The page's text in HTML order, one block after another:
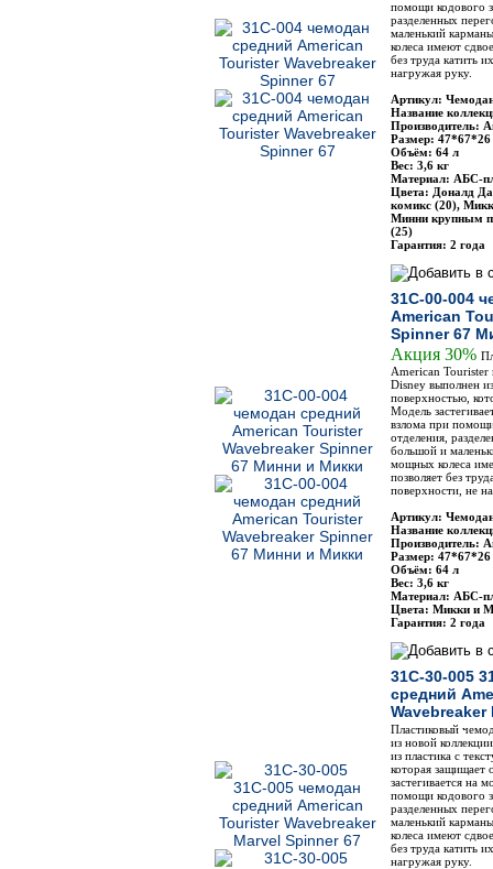
помощи кодового
разделенных
маленький
колеса имеют
без труда катить
нагружая руку.
Артикул:
Название
Производитель:
Размер: 47*67*26
Объём: 64 л
Вес: 3,6 кг
Материал: АБС-
Цвета: Доналд
комикс (20),
Минни крупным
(25)
Гарантия: 2 года
31C-00-004
American
Spinner 67
Акция 30%
American Tourister
Disney выполнен
поверхностью,
Модель
взлома при
отделения,
большой и
мощных колеса
позволяет без
поверхности, не
Артикул:
Название
Производитель:
Размер: 47*67*26
Объём: 64 л
Вес: 3,6 кг
Материал: АБС-
Цвета: Микки и
Гарантия: 2 года
31C-30-005
средний
Wavebreaker
Пластиковый
из новой
из пластика с
которая защищает
застегивается на
помощи кодового
разделенных
маленький
колеса имеют
без труда катить
нагружая руку.